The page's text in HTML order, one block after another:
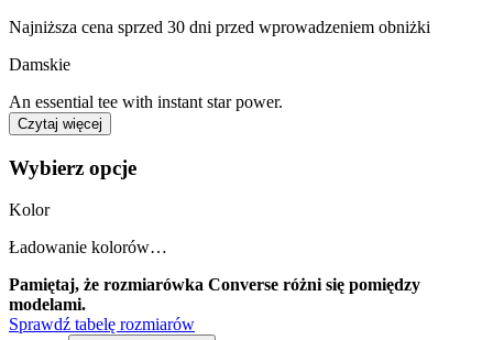
Najniższa cena sprzed 30 dni przed wprowadzeniem obniżki
Damskie
An essential tee with instant star power.
Czytaj więcej
Wybierz opcje
Kolor
Ładowanie kolorów…
Pamiętaj, że rozmiarówka Converse różni się pomiędzy
modelami.
Sprawdź tabelę rozmiarów